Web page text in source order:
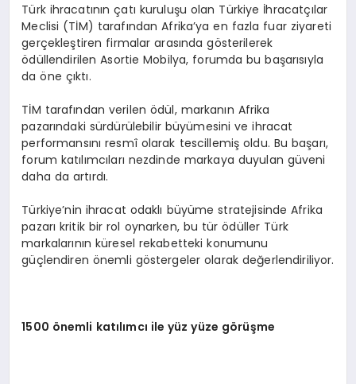
Türk ihracatının çatı kuruluşu olan Türkiye İhracatçılar
Meclisi (TİM) tarafından Afrika’ya en fazla fuar ziyareti
gerçekleştiren firmalar arasında gösterilerek
ödüllendirilen Asortie Mobilya, forumda bu başarısıyla
da öne çıktı.
TİM tarafından verilen ödül, markanın Afrika
pazarındaki sürdürülebilir büyümesini ve ihracat
performansını resmî olarak tescillemiş oldu. Bu başarı,
forum katılımcıları nezdinde markaya duyulan güveni
daha da artırdı.
Türkiye’nin ihracat odaklı büyüme stratejisinde Afrika
pazarı kritik bir rol oynarken, bu tür ödüller Türk
markalarının küresel rekabetteki konumunu
güçlendiren önemli göstergeler olarak değerlendiriliyor.
1500 önemli katılımcı ile yüz yüze görüşme